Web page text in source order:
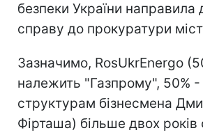
безпеки України направила
справу до прокуратури
Зазначимо, RosUkrEnergo
належить "Газпрому", 50% -
структурам бізнесмена
Фірташа) більше двох років